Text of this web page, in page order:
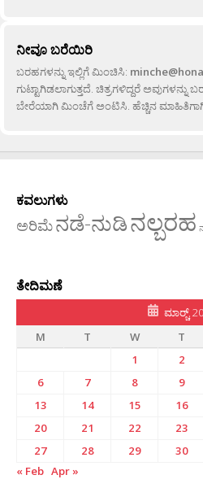
ನೀವೂ ಬರೆಯಿರಿ
ಬರಹಗಳನ್ನು ಇಲ್ಲಿಗೆ ಮಿಂಚಿಸಿ:
ಗುಟ್ಟಾಗಿಡಲಾಗುತ್ತದೆ. ಚಿತ್ರಗಳಿದ್ದರೆ
ಬೇರೆಯಾಗಿ ಮಿಂಚೆಗೆ ಅಂಟಿಸಿ. ಹೆಚ್ಚಿನ
ಕವಲುಗಳು
ಅರಿಮೆನಡೆ-ನುಡಿನಲ್ಬರಹ
ತೇದಿಮಣೆ
ಮಾರ್‍ಚ್
M
T W T
1
2
6
7 8 9
13
14 15 16
20
21 22 23
27
28 29 30
« Feb Apr »